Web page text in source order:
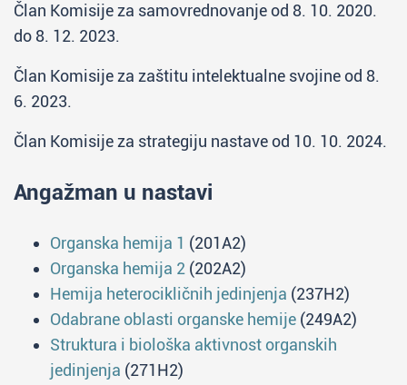
Član Komisije za samovrednovanje od 8. 10. 2020.
do 8. 12. 2023.
Član Komisije za zaštitu intelektualne svojine od 8.
6. 2023.
Član Komisije za strategiju nastave od 10. 10. 2024.
Angažman u nastavi
Organska hemija 1 (201A2)
Organska hemija 2 (202A2)
Hemija heterocikličnih jedinjenja (237H2)
Odabrane oblasti organske hemije (249A2)
Struktura i biološka aktivnost organskih
jedinjenja (271H2)